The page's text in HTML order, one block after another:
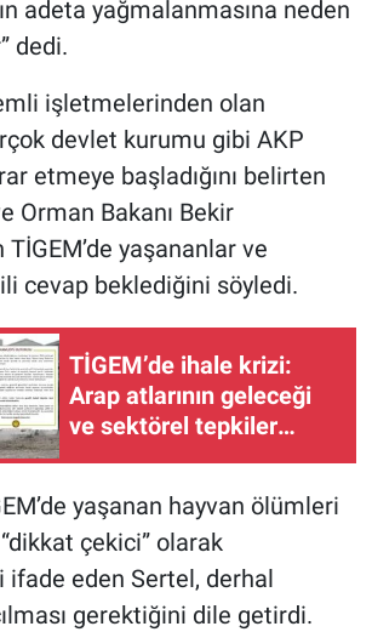
adeta yağmalanmasına neden
dedi.
işletmelerinden olan
devlet kurumu gibi AKP
etmeye başladığını belirten
Orman Bakanı Bekir
TİGEM’de yaşananlar ve
cevap beklediğini söyledi.
TİGEM’de ihale krizi:
Arap atlarının geleceği
ve sektörel tepkiler
büyüyor
yaşanan hayvan ölümleri
çekici” olarak
eden Sertel, derhal
gerektiğini dile getirdi.